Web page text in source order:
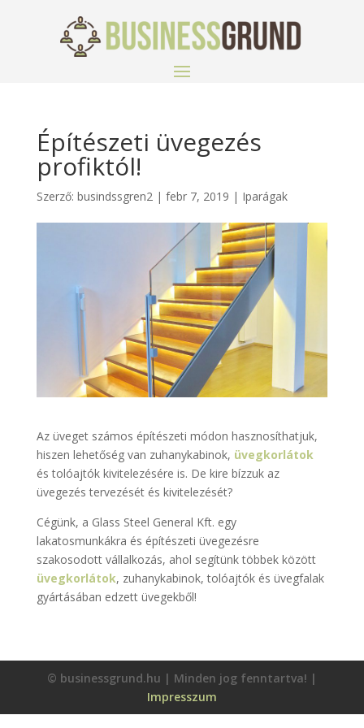
Építészeti üvegezés
profiktól!
Szerző: busindssgren2| febr 7, 2019 | Iparágak
Az üveget számos építészeti módon hasznosíthatjuk,
hiszen lehetőség van zuhanykabinok, üvegkorlátok
és tolóajtók kivitelezésére is. De kire bízzuk az
üvegezés tervezését és kivitelezését?
Cégünk, a Glass Steel General Kft. egy
lakatosmunkákra és építészeti üvegezésre
szakosodott vállalkozás, ahol segítünk többek között
üvegkorlátok, zuhanykabinok, tolóajtók és üvegfalak
gyártásában edzett üvegekből!
© businessgrund.hu | Minden jog fenntartva! |
Impresszum